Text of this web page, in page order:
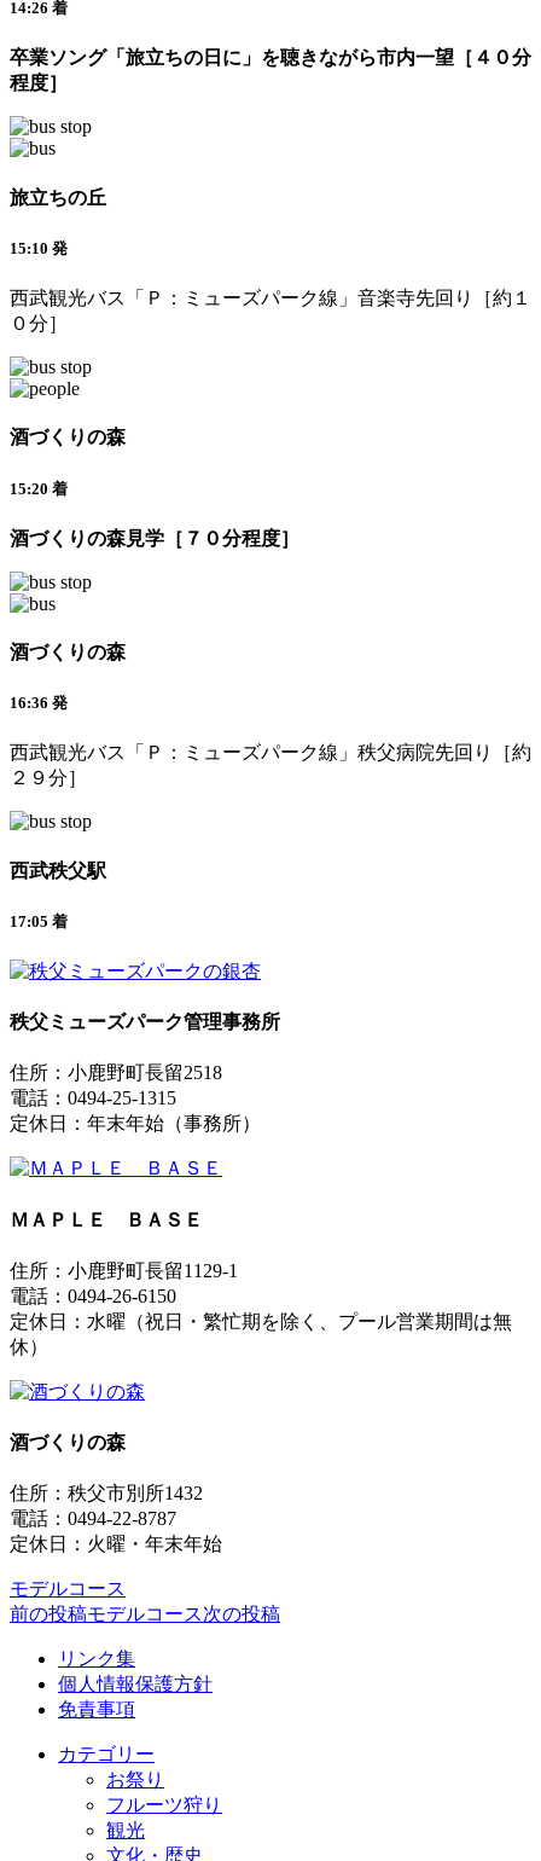
14:26 着
卒業ソング「旅立ちの日に」を聴きながら市内一望［４０分
程度］
旅立ちの丘
15:10 発
西武観光バス「Ｐ：ミューズパーク線」音楽寺先回り［約１
０分］
酒づくりの森
15:20 着
酒づくりの森見学［７０分程度］
酒づくりの森
16:36 発
西武観光バス「Ｐ：ミューズパーク線」秩父病院先回り［約
２９分］
西武秩父駅
17:05 着
秩父ミューズパーク管理事務所
住所：小鹿野町長留2518
電話：0494-25-1315
定休日：年末年始（事務所）
ＭＡＰＬＥ ＢＡＳＥ
住所：小鹿野町長留1129-1
電話：0494-26-6150
定休日：水曜（祝日・繁忙期を除く、プール営業期間は無
休）
酒づくりの森
住所：秩父市別所1432
電話：0494-22-8787
定休日：火曜・年末年始
モデルコース
前の投稿モデルコース次の投稿
リンク集
個人情報保護方針
免責事項
カテゴリー
お祭り
フルーツ狩り
観光
文化・歴史